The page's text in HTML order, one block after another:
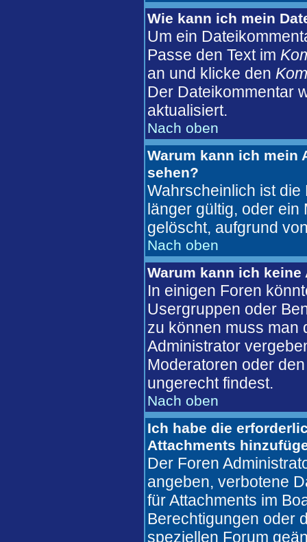
Wie kann ich mein
Um ein
Passe den Text im
an und klicke den
Der Dateikommentar
aktualisiert.
Nach oben
Warum kann ich mein
sehen?
Wahrscheinlich ist
länger gültig, oder ein
gelöscht, aufgrund
Nach oben
Warum kann ich
In einigen Foren
Usergruppen oder
zu können muss man
Administrator
Moderatoren oder
ungerecht findest.
Nach oben
Ich habe die
Attachments
Der Foren
angeben, verbotene
für Attachments im
Berechtigungen oder
speziellen Forum